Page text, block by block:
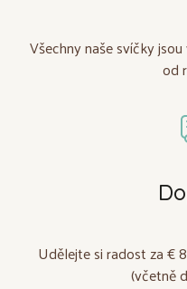
Všechny naše svíčky
od
Udělejte si radost za €
(včetně